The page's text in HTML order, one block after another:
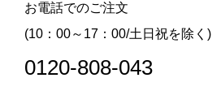
お電話でのご注文
(10：00～17：00/土日祝を除く)
0120-808-043